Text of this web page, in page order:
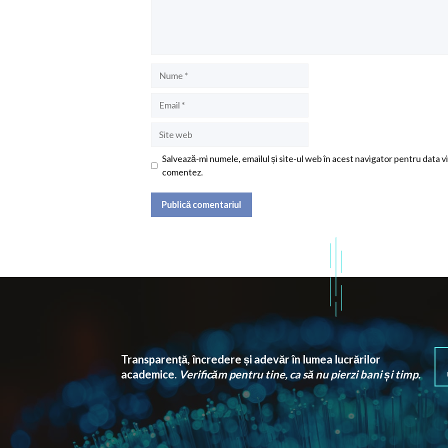
Salvează-mi numele, emailul și site-ul web în acest navigator pentru data
comentez.
Transparență, încredere și adevăr în lumea lucrărilor
academice. Verificăm pentru tine, ca să nu pierzi bani și timp.